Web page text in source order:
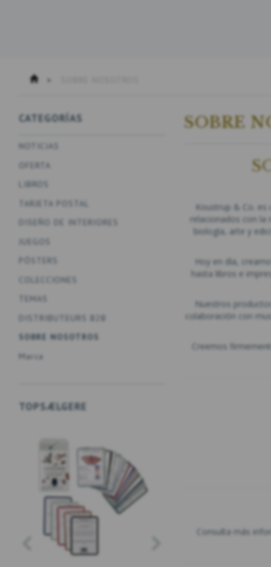
CATEGORÍAS
NOTICIAS
OFERTA
LIBROS
TARJETA POSTAL
DISEÑO DE INTERIORES
JUEGOS
PÓSTERS
COLECCIONES
TEMAS
DISTRIBUTEURS B2B
SOBRE NOSOTROS
Marca
TOPSÆLGERE
SOBRE
Koustrup & Co.
relacionados con la
biología, arte y
Hoy en día,
hasta libros e
Nuestros
colaboración con
Creemos
Consulta más